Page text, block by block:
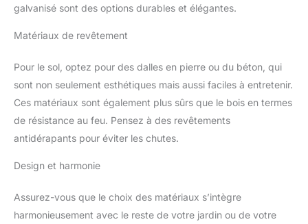
galvanisé sont des options durables et élégantes.
Matériaux de revêtement
Pour le sol, optez pour des dalles en pierre ou du béton, qui
sont non seulement esthétiques mais aussi faciles à entretenir.
Ces matériaux sont également plus sûrs que le bois en termes
de résistance au feu. Pensez à des revêtements
antidérapants pour éviter les chutes.
Design et harmonie
Assurez-vous que le choix des matériaux s’intègre
harmonieusement avec le reste de votre jardin ou de votre